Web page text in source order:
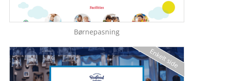
Børnepasning
Enkelt side